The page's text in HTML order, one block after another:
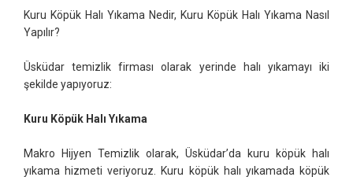
Kuru Köpük Halı Yıkama Nedir, Kuru Köpük Halı Yıkama Nasıl
Yapılır?
Üsküdar temizlik firması olarak yerinde halı yıkamayı iki
şekilde yapıyoruz:
Kuru Köpük Halı Yıkama
Makro Hijyen Temizlik olarak, Üsküdar’da kuru köpük halı
yıkama hizmeti veriyoruz. Kuru köpük halı yıkamada köpük